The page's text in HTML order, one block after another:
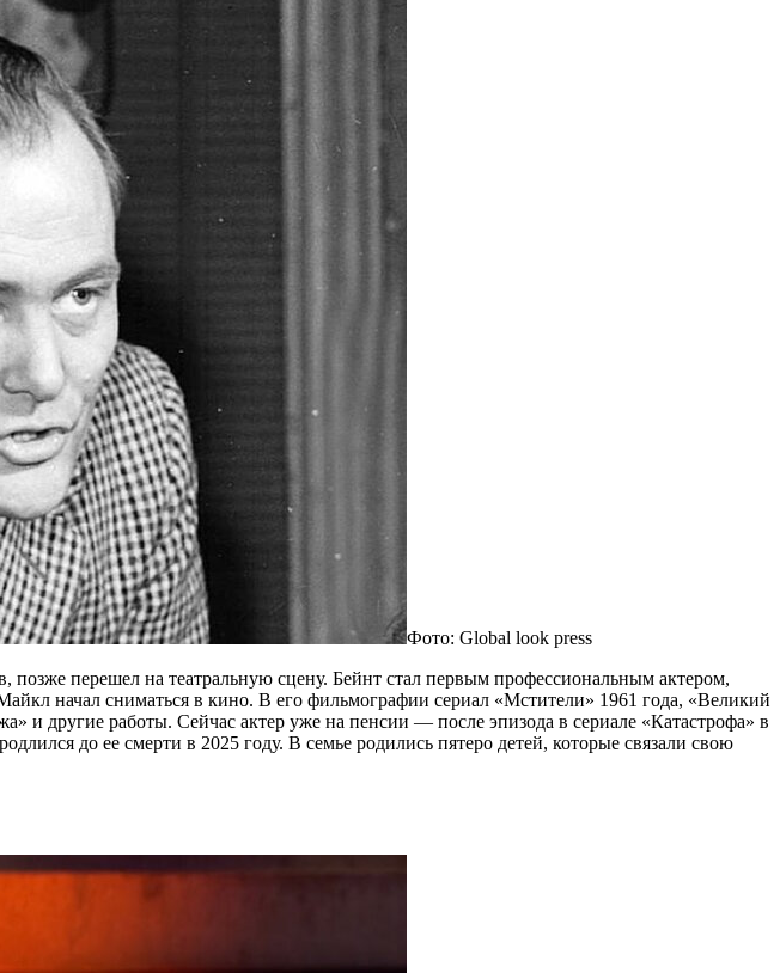
Фото: Global look press
перешел на театральную сцену. Бейнт стал первым профессиональным актером,
начал сниматься в кино. В его фильмографии сериал «Мстители» 1961 года, «Великий
и другие работы. Сейчас актер уже на пенсии — после эпизода в сериале «Катастрофа» в
до ее смерти в 2025 году. В семье родились пятеро детей, которые связали свою